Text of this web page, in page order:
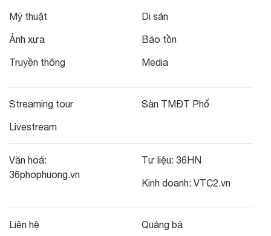
Mỹ thuật
Ảnh xưa
Truyền thông
Di sản
Bảo tồn
Media
Streaming tour
Livestream
Sàn TMĐT Phố
Văn hoá:
36phophuong.vn
Tư liệu: 36HN
Kinh doanh: VTC2.vn
Liên hệ Quảng bá